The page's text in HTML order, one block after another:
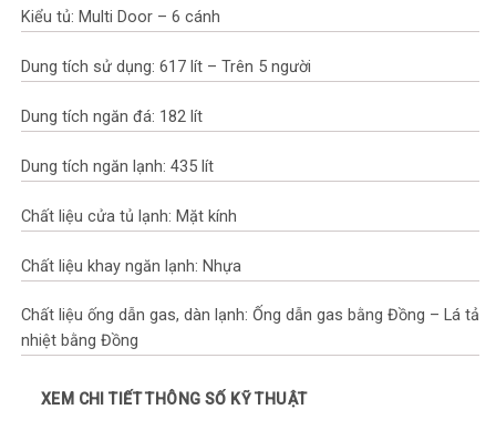
Kiểu tủ: Multi Door – 6 cánh
Dung tích sử dụng: 617 lít – Trên 5 người
Dung tích ngăn đá: 182 lít
Dung tích ngăn lạnh: 435 lít
Chất liệu cửa tủ lạnh: Mặt kính
Chất liệu khay ngăn lạnh: Nhựa
Chất liệu ống dẫn gas, dàn lạnh: Ống dẫn gas bằng Đồng – Lá tản
nhiệt bằng Đồng
Năm ra mắt: 2024
XEM CHI TIẾT THÔNG SỐ KỸ THUẬT